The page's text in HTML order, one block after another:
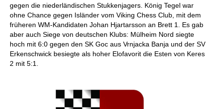
gegen die niederländischen Stukkenjagers. König Tegel war
ohne Chance gegen Isländer vom Viking Chess Club, mit dem
früheren WM-Kandidaten Johan Hjartarsson an Brett 1. Es gab
aber auch Siege von deutschen Klubs: Mülheim Nord siegte
hoch mit 6:0 gegen den SK Goc aus Vrnjacka Banja und der SV
Erkenschwick besiegte als hoher Elofavorit die Esten von Keres
2 mit 5:1.